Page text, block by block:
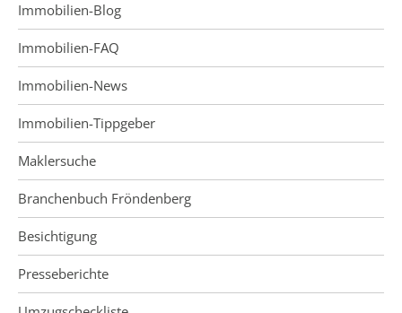
Immobilien-Blog
Immobilien-FAQ
Immobilien-News
Immobilien-Tippgeber
Maklersuche
Branchenbuch Fröndenberg
Besichtigung
Presseberichte